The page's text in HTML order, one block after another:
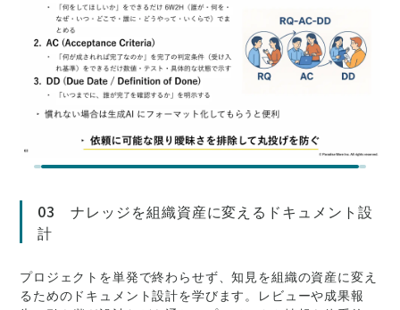
03 ナレッジを組織資産に変えるドキュメント設
計
プロジェクトを単発で終わらせず、知見を組織の資産に変え
るためのドキュメント設計を学びます。レビューや成果報